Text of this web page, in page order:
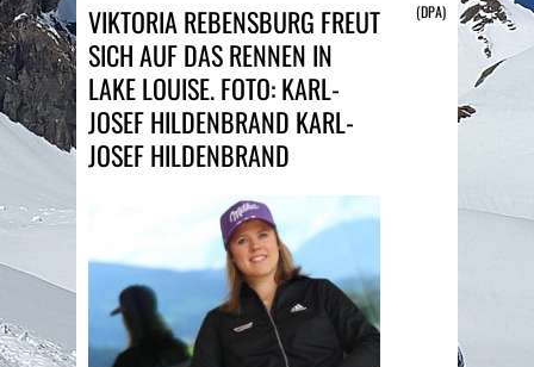
VIKTORIA REBENSBURG FREUT
SICH AUF DAS RENNEN IN
LAKE LOUISE. FOTO: KARL-
JOSEF HILDENBRAND KARL-
JOSEF HILDENBRAND
(DPA)